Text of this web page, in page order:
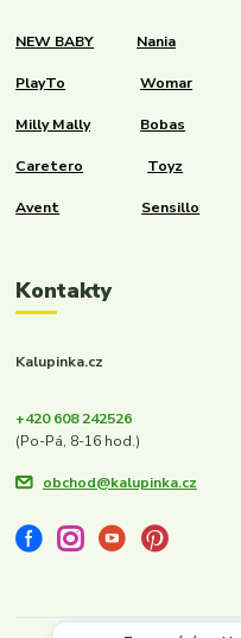
NEW BABY Nania
PlayTo Womar
Milly Mally Bobas
Caretero Toyz
Avent Sensillo
Kontakty
Kalupinka.cz
+420 608 242526
(Po-Pá, 8-16 hod.)
obchod@kalupinka.cz